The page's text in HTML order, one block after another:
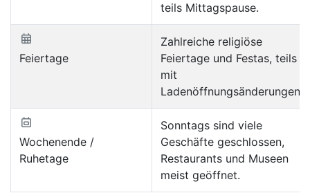
teils Mittagspause.
Feiertage
Zahlreiche religiöse
Feiertage und Festas, teils
mit
Ladenöffnungsänderungen.
Wochenende /
Ruhetage
Sonntags sind viele
Geschäfte geschlossen,
Restaurants und Museen
meist geöffnet.